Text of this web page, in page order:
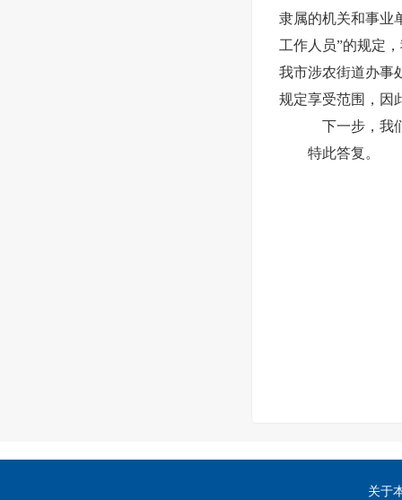
隶属的机关和事业
工作人员”的规定
我市涉农街道办事
规定享受范围，因
下一步，我
特此答复。
关于